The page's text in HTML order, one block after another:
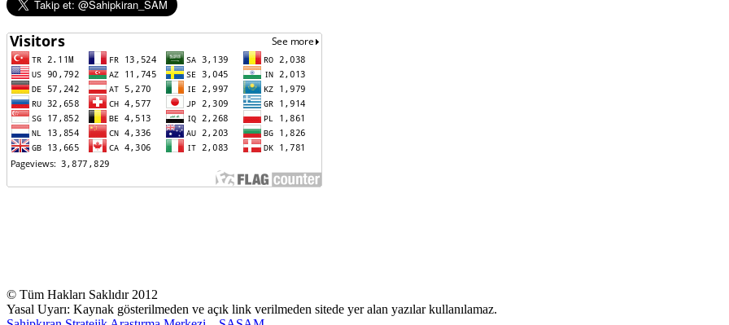
© Tüm Hakları Saklıdır 2012
Yasal Uyarı: Kaynak gösterilmeden ve açık link verilmeden sitede yer alan yazılar kullanılamaz.